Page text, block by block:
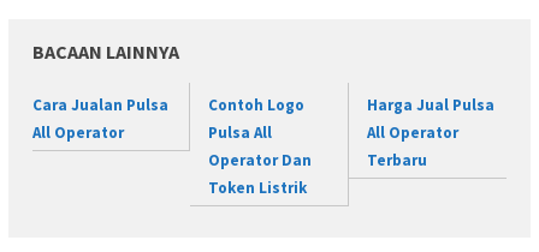
BACAAN LAINNYA
Cara Jualan Pulsa
All Operator
Contoh Logo
Pulsa All
Operator Dan
Token Listrik
Harga Jual Pulsa
All Operator
Terbaru